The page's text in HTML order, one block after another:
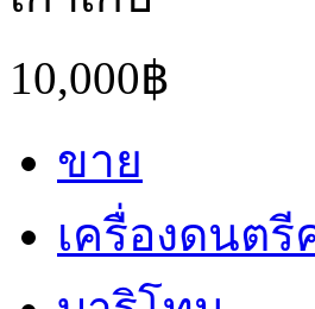
10,000฿
ขาย
เครื่องดนต